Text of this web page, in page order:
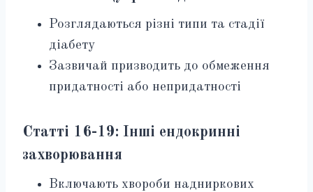
Розглядаються різні типи та стадії
діабету
Зазвичай призводить до обмеження
придатності або непридатності
Статті 16-19: Інші ендокринні
захворювання
Включають хвороби надниркових